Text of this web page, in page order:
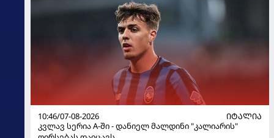
10:46/07-08-2026
ᲘᲢᲐᲚᲘᲐ
კვლავ სერია A-ში - დანიელ მალდინი "კალიარის"